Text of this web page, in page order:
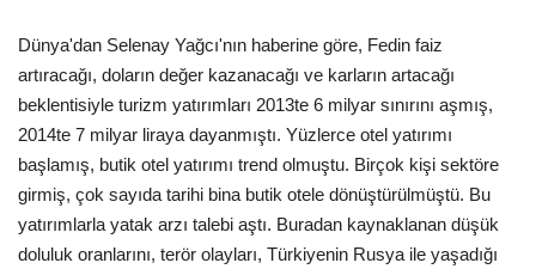
Görüntülü
Araştırma - İnceleme
Lezzet Durakları
Röportajlar
Dünya'dan Selenay Yağcı'nın haberine göre, Fedin faiz
artıracağı, doların değer kazanacağı ve karların artacağı
beklentisiyle turizm yatırımları 2013te 6 milyar sınırını aşmış,
2014te 7 milyar liraya dayanmıştı. Yüzlerce otel yatırımı
başlamış, butik otel yatırımı trend olmuştu. Birçok kişi sektöre
girmiş, çok sayıda tarihi bina butik otele dönüştürülmüştü. Bu
yatırımlarla yatak arzı talebi aştı. Buradan kaynaklanan düşük
doluluk oranlarını, terör olayları, Türkiyenin Rusya ile yaşadığı